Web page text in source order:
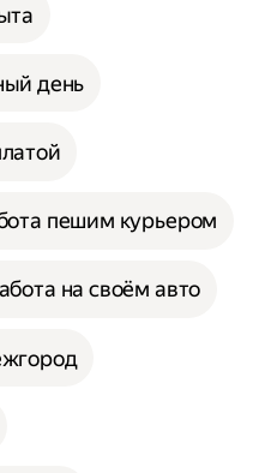
день
пешим курьером
на своём авто